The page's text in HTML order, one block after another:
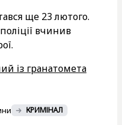
ще 23 лютого.
вчинив
із гранатомета
КРИМІНАЛ